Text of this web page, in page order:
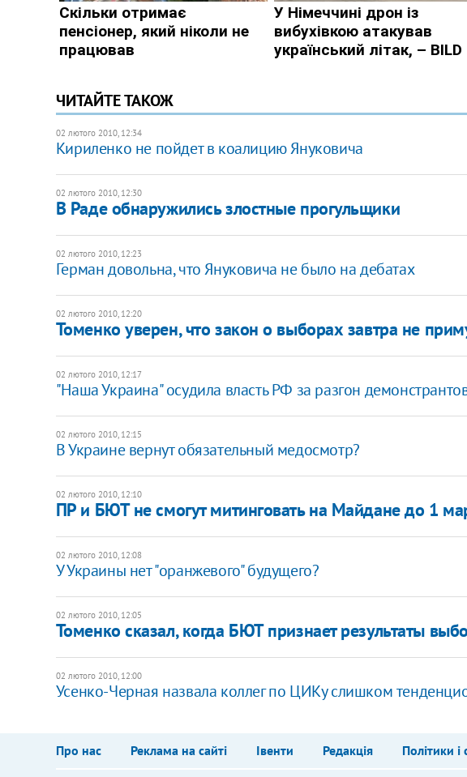
ЧИТАЙТЕ ТАКОЖ
02 лютого 2010, 12:34
Кириленко не пойдет в коалицию Януковича
02 лютого 2010, 12:30
В Раде обнаружились злостные прогульщики
02 лютого 2010, 12:23
Герман довольна, что Януковича не было на дебатах
02 лютого 2010, 12:20
Томенко уверен, что закон о выборах завтра не
02 лютого 2010, 12:17
"Наша Украина" осудила власть РФ за разгон
02 лютого 2010, 12:15
В Украине вернут обязательный медосмотр?
02 лютого 2010, 12:10
ПР и БЮТ не смогут митинговать на Майдане до 1
02 лютого 2010, 12:08
У Украины нет "оранжевого" будущего?
02 лютого 2010, 12:05
Томенко сказал, когда БЮТ признает результаты
02 лютого 2010, 12:00
Усенко-Черная назвала коллег по ЦИКу слишком
Про нас Реклама на сайті Івенти Редакція Політики і